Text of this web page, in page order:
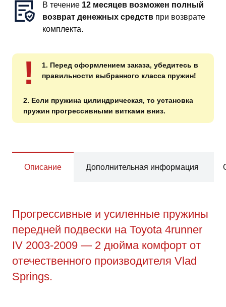
В течение 12 месяцев возможен полный
возврат денежных средств при возврате
комплекта.
!
1. Перед оформлением заказа, убедитесь в
правильности выбранного класса пружин!
2. Если пружина цилиндрическая, то установка
пружин прогрессивными витками вниз.
Описание Дополнительная информация
Прогрессивные и усиленные пружины
передней подвески на Toyota 4runner
IV 2003-2009 — 2 дюйма комфорт от
отечественного производителя Vlad
Springs.